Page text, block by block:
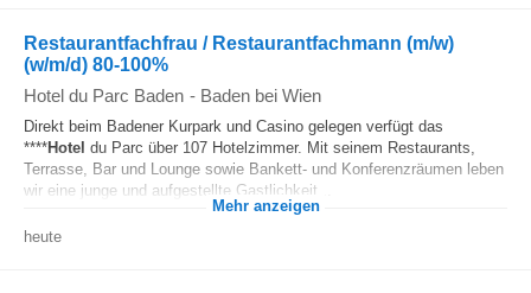
Restaurantfachfrau / Restaurantfachmann (m/w)
(w/m/d) 80-100%
Hotel du Parc Baden - Baden bei Wien
Direkt beim Badener Kurpark und Casino gelegen verfügt das
****Hotel du Parc über 107 Hotelzimmer. Mit seinem Restaurants,
Terrasse, Bar und Lounge sowie Bankett- und Konferenzräumen leben
wir eine junge und aufgestellte Gastlichkeit...
Mehr anzeigen
heute